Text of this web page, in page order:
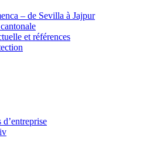
– de Sevilla à Jajpur
et références
d’entreprise